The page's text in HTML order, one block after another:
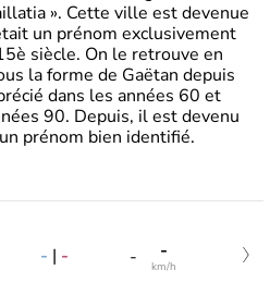
». Cette ville est devenue
un prénom exclusivement
siècle. On le retrouve en
la forme de Gaëtan depuis
dans les années 60 et
90. Depuis, il est devenu
prénom bien identifié.
- | - - -
km/h